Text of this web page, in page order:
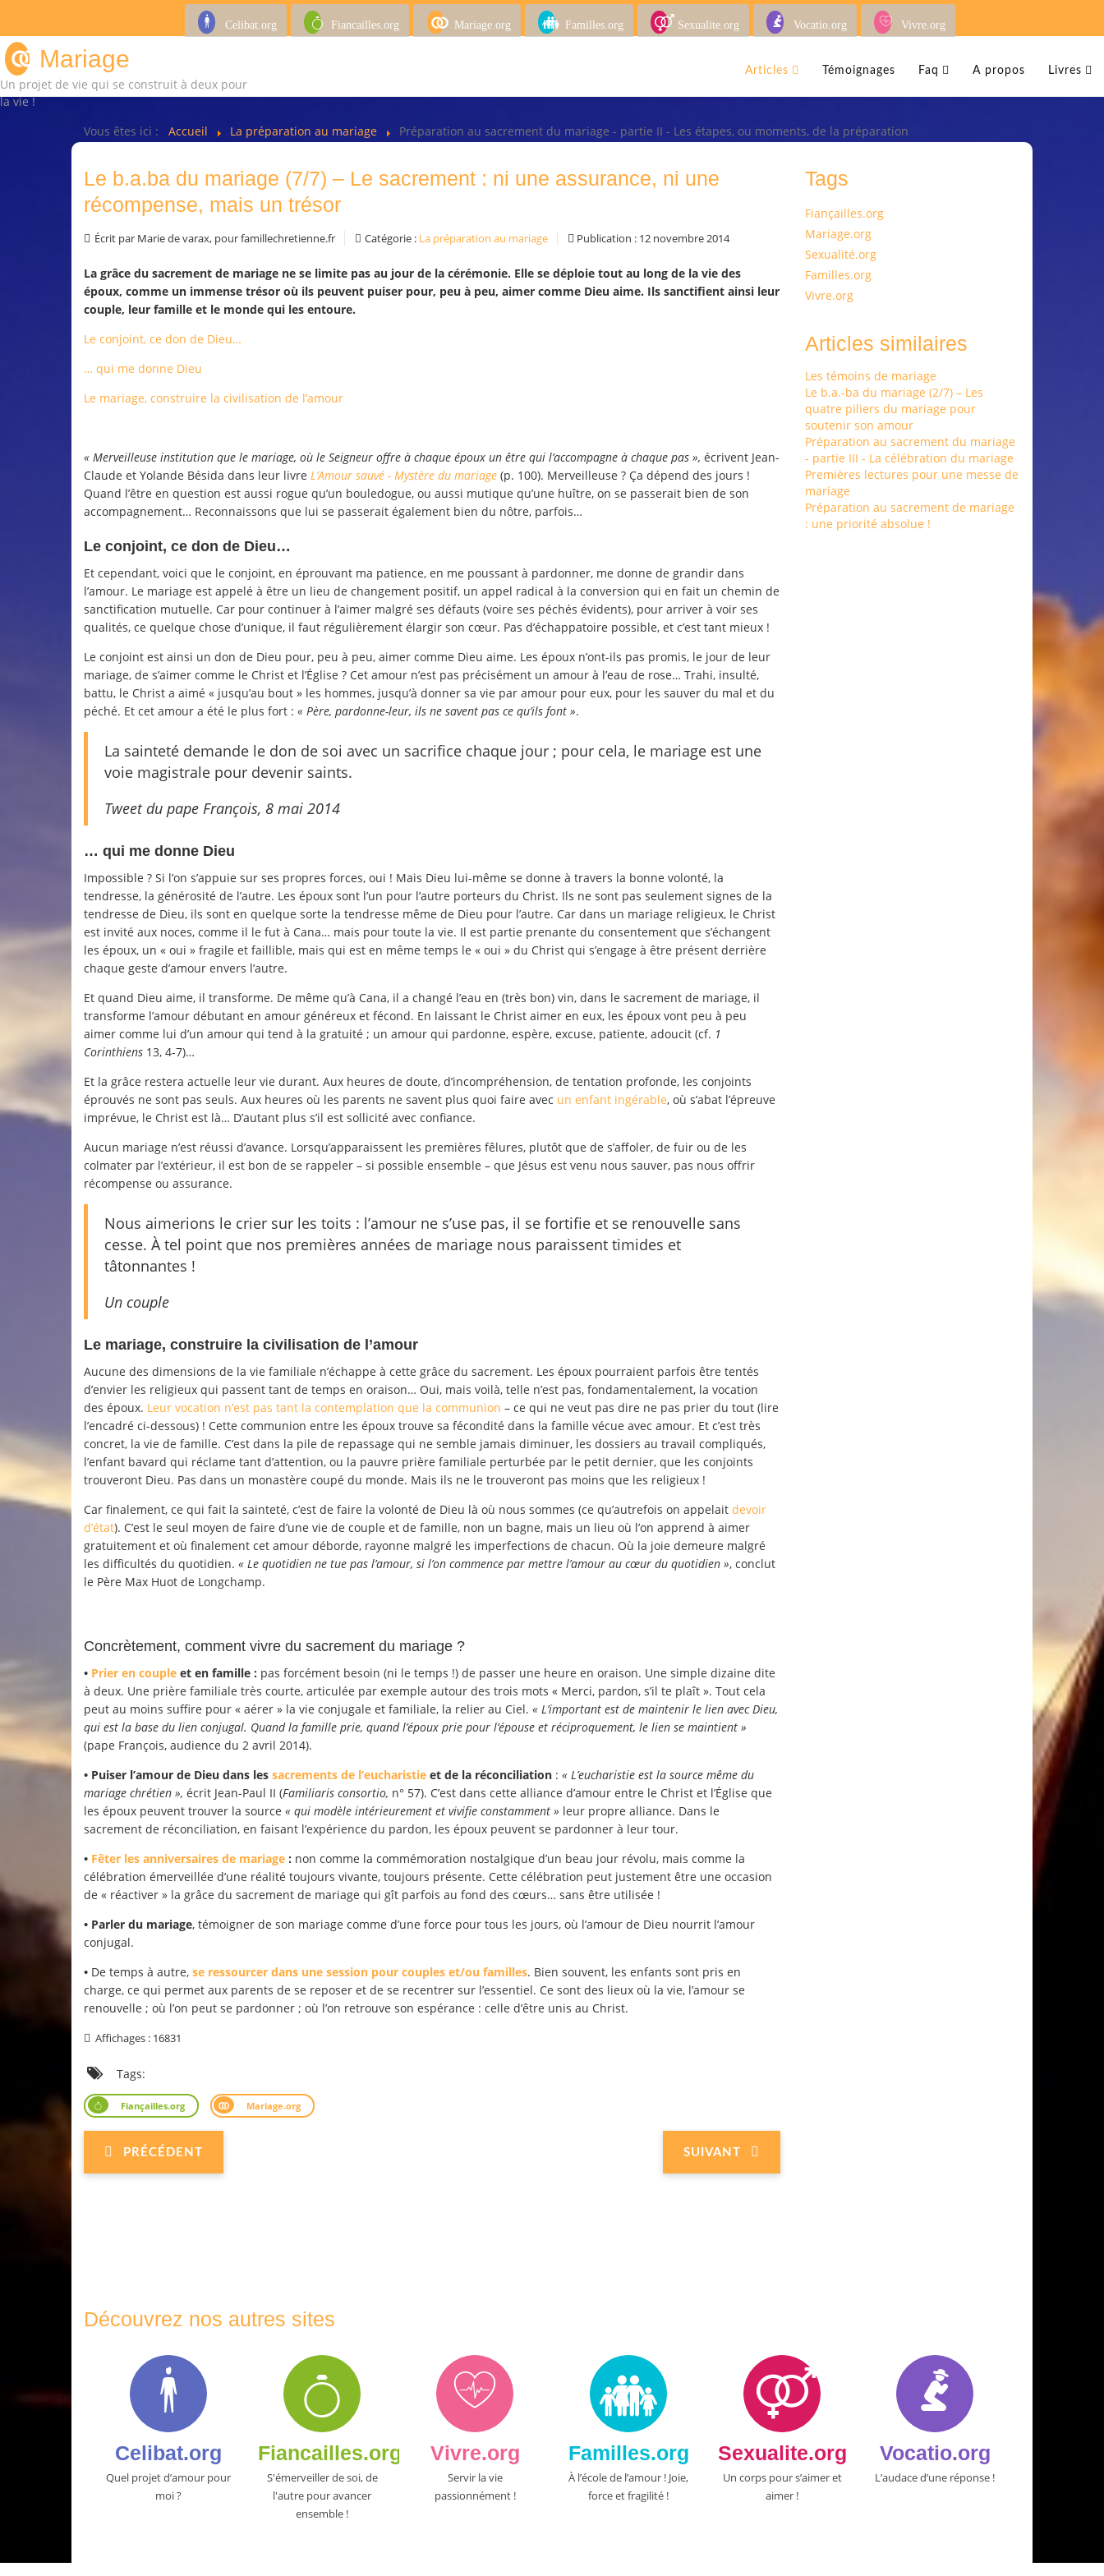
Celibat.org Fiancailles.org Mariage.org Familles.org Sexualite.org Vocatio.org Vivre.org
Mariage
Un projet de vie qui se construit à deux pour
la vie !
Articles Témoignages Faq A propos Livres
Vous êtes ici : Accueil La préparation au mariage Préparation au sacrement du mariage - partie II - Les étapes, ou moments, de la préparation
Le b.a.ba du mariage (7/7) – Le sacrement : ni une assurance, ni une
récompense, mais un trésor
Écrit par Marie de varax, pour famillechretienne.fr Catégorie : La préparation au mariage Publication : 12 novembre 2014
La grâce du sacrement de mariage ne se limite pas au jour de la cérémonie. Elle se déploie tout au long de la vie des
époux, comme un immense trésor où ils peuvent puiser pour, peu à peu, aimer comme Dieu aime. Ils sanctifient ainsi leur
couple, leur famille et le monde qui les entoure.
Le conjoint, ce don de Dieu…
… qui me donne Dieu
Le mariage, construire la civilisation de l’amour
« Merveilleuse institution que le mariage, où le Seigneur offre à chaque époux un être qui l’accompagne à chaque pas », écrivent Jean-
Claude et Yolande Bésida dans leur livre L’Amour sauvé - Mystère du mariage (p. 100). Merveilleuse ? Ça dépend des jours !
Quand l’être en question est aussi rogue qu’un bouledogue, ou aussi mutique qu’une huître, on se passerait bien de son
accompagnement… Reconnaissons que lui se passerait également bien du nôtre, parfois…
Le conjoint, ce don de Dieu…
Et cependant, voici que le conjoint, en éprouvant ma patience, en me poussant à pardonner, me donne de grandir dans
l’amour. Le mariage est appelé à être un lieu de changement positif, un appel radical à la conversion qui en fait un chemin de
sanctification mutuelle. Car pour continuer à l’aimer malgré ses défauts (voire ses péchés évidents), pour arriver à voir ses
qualités, ce quelque chose d’unique, il faut régulièrement élargir son cœur. Pas d’échappatoire possible, et c’est tant mieux !
Le conjoint est ainsi un don de Dieu pour, peu à peu, aimer comme Dieu aime. Les époux n’ont-ils pas promis, le jour de leur
mariage, de s’aimer comme le Christ et l’Église ? Cet amour n’est pas précisément un amour à l’eau de rose… Trahi, insulté,
battu, le Christ a aimé « jusqu’au bout » les hommes, jusqu’à donner sa vie par amour pour eux, pour les sauver du mal et du
péché. Et cet amour a été le plus fort : « Père, pardonne-leur, ils ne savent pas ce qu’ils font ».
La sainteté demande le don de soi avec un sacrifice chaque jour ; pour cela, le mariage est une
voie magistrale pour devenir saints.
Tweet du pape François, 8 mai 2014
… qui me donne Dieu
Impossible ? Si l’on s’appuie sur ses propres forces, oui ! Mais Dieu lui-même se donne à travers la bonne volonté, la
tendresse, la générosité de l’autre. Les époux sont l’un pour l’autre porteurs du Christ. Ils ne sont pas seulement signes de la
tendresse de Dieu, ils sont en quelque sorte la tendresse même de Dieu pour l’autre. Car dans un mariage religieux, le Christ
est invité aux noces, comme il le fut à Cana… mais pour toute la vie. Il est partie prenante du consentement que s’échangent
les époux, un « oui » fragile et faillible, mais qui est en même temps le « oui » du Christ qui s’engage à être présent derrière
chaque geste d’amour envers l’autre.
Et quand Dieu aime, il transforme. De même qu’à Cana, il a changé l’eau en (très bon) vin, dans le sacrement de mariage, il
transforme l’amour débutant en amour généreux et fécond. En laissant le Christ aimer en eux, les époux vont peu à peu
aimer comme lui d’un amour qui tend à la gratuité ; un amour qui pardonne, espère, excuse, patiente, adoucit (cf. 1
Corinthiens 13, 4-7)…
Et la grâce restera actuelle leur vie durant. Aux heures de doute, d’incompréhension, de tentation profonde, les conjoints
éprouvés ne sont pas seuls. Aux heures où les parents ne savent plus quoi faire avec un enfant ingérable, où s’abat l’épreuve
imprévue, le Christ est là… D’autant plus s’il est sollicité avec confiance.
Aucun mariage n’est réussi d’avance. Lorsqu’apparaissent les premières fêlures, plutôt que de s’affoler, de fuir ou de les
colmater par l’extérieur, il est bon de se rappeler – si possible ensemble – que Jésus est venu nous sauver, pas nous offrir
récompense ou assurance.
Nous aimerions le crier sur les toits : l’amour ne s’use pas, il se fortifie et se renouvelle sans
cesse. À tel point que nos premières années de mariage nous paraissent timides et
tâtonnantes !
Un couple
Le mariage, construire la civilisation de l’amour
Aucune des dimensions de la vie familiale n’échappe à cette grâce du sacrement. Les époux pourraient parfois être tentés
d’envier les religieux qui passent tant de temps en oraison… Oui, mais voilà, telle n’est pas, fondamentalement, la vocation
des époux. Leur vocation n’est pas tant la contemplation que la communion – ce qui ne veut pas dire ne pas prier du tout (lire
l’encadré ci-dessous) ! Cette communion entre les époux trouve sa fécondité dans la famille vécue avec amour. Et c’est très
concret, la vie de famille. C’est dans la pile de repassage qui ne semble jamais diminuer, les dossiers au travail compliqués,
l’enfant bavard qui réclame tant d’attention, ou la pauvre prière familiale perturbée par le petit dernier, que les conjoints
trouveront Dieu. Pas dans un monastère coupé du monde. Mais ils ne le trouveront pas moins que les religieux !
Car finalement, ce qui fait la sainteté, c’est de faire la volonté de Dieu là où nous sommes (ce qu’autrefois on appelait devoir
d’état). C’est le seul moyen de faire d’une vie de couple et de famille, non un bagne, mais un lieu où l’on apprend à aimer
gratuitement et où finalement cet amour déborde, rayonne malgré les imperfections de chacun. Où la joie demeure malgré
les difficultés du quotidien. « Le quotidien ne tue pas l’amour, si l’on commence par mettre l’amour au cœur du quotidien », conclut
le Père Max Huot de Longchamp.
Concrètement, comment vivre du sacrement du mariage ?
• Prier en couple et en famille : pas forcément besoin (ni le temps !) de passer une heure en oraison. Une simple dizaine dite
à deux. Une prière familiale très courte, articulée par exemple autour des trois mots « Merci, pardon, s’il te plaît ». Tout cela
peut au moins suffire pour « aérer » la vie conjugale et familiale, la relier au Ciel. « L’important est de maintenir le lien avec Dieu,
qui est la base du lien conjugal. Quand la famille prie, quand l’époux prie pour l’épouse et réciproquement, le lien se maintient »
(pape François, audience du 2 avril 2014).
• Puiser l’amour de Dieu dans les sacrements de l’eucharistie et de la réconciliation : « L’eucharistie est la source même du
mariage chrétien », écrit Jean-Paul II (Familiaris consortio, n° 57). C’est dans cette alliance d’amour entre le Christ et l’Église que
les époux peuvent trouver la source « qui modèle intérieurement et vivifie constamment » leur propre alliance. Dans le
sacrement de réconciliation, en faisant l’expérience du pardon, les époux peuvent se pardonner à leur tour.
• Fêter les anniversaires de mariage : non comme la commémoration nostalgique d’un beau jour révolu, mais comme la
célébration émerveillée d’une réalité toujours vivante, toujours présente. Cette célébration peut justement être une occasion
de « réactiver » la grâce du sacrement de mariage qui gît parfois au fond des cœurs… sans être utilisée !
• Parler du mariage, témoigner de son mariage comme d’une force pour tous les jours, où l’amour de Dieu nourrit l’amour
conjugal.
• De temps à autre, se ressourcer dans une session pour couples et/ou familles. Bien souvent, les enfants sont pris en
charge, ce qui permet aux parents de se reposer et de se recentrer sur l’essentiel. Ce sont des lieux où la vie, l’amour se
renouvelle ; où l’on peut se pardonner ; où l’on retrouve son espérance : celle d’être unis au Christ.
Affichages : 16831
Tags:
Fiançailles.org Mariage.org
PRÉCÉDENT SUIVANT
Tags
Fiançailles.org
Mariage.org
Sexualité.org
Familles.org
Vivre.org
Articles similaires
Les témoins de mariage
Le b.a.-ba du mariage (2/7) – Les
quatre piliers du mariage pour
soutenir son amour
Préparation au sacrement du mariage
- partie III - La célébration du mariage
Premières lectures pour une messe de
mariage
Préparation au sacrement de mariage
: une priorité absolue !
Découvrez nos autres sites
Celibat.org
Quel projet d’amour pour
moi ?
Fiancailles.org
S'émerveiller de soi, de
l'autre pour avancer
ensemble !
Vivre.org
Servir la vie
passionnément !
Familles.org
À l’école de l’amour ! Joie,
force et fragilité !
Sexualite.org
Un corps pour s’aimer et
aimer !
Vocatio.org
L’audace d’une réponse !